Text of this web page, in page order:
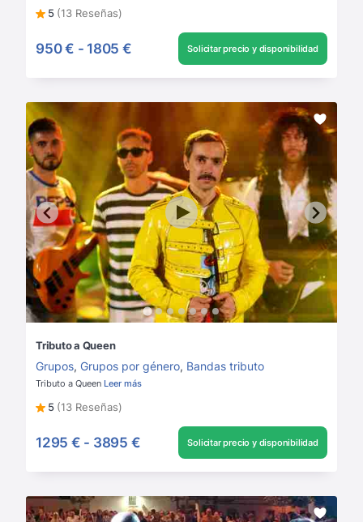
5 (13 Reseñas)
950 € - 1805 € Solicitar precio y disponibilidad
Tributo a Queen
Grupos, Grupos por género, Bandas tributo
Tributo a Queen Leer más
5 (13 Reseñas)
1295 € - 3895 € Solicitar precio y disponibilidad